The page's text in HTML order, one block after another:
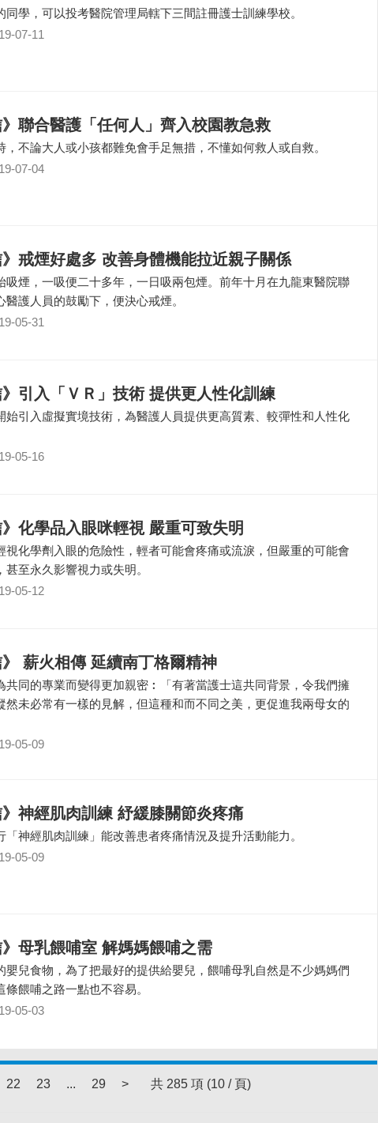
同學，可以投考醫院管理局轄下三間註冊護士訓練學校。
07-11
》聯合醫護「任何人」齊入校園教急救
，不論大人或小孩都難免會手足無措，不懂如何救人或自救。
07-04
》戒煙好處多 改善身體機能拉近親子關係
吸煙，一吸便二十多年，一日吸兩包煙。前年十月在九龍東醫院聯
醫護人員的鼓勵下，便決心戒煙。
05-31
》引入「ＶＲ」技術 提供更人性化訓練
始引入虛擬實境技術，為醫護人員提供更高質素、較彈性和人性化
05-16
》化學品入眼咪輕視 嚴重可致失明
視化學劑入眼的危險性，輕者可能會疼痛或流淚，但嚴重的可能會
至永久影響視力或失明。
05-12
》 薪火相傳 延續南丁格爾精神
共同的專業而變得更加親密︰「有著當護士這共同背景，令我們擁
然未必常有一樣的見解，但這種和而不同之美，更促進我兩母女的
05-09
》神經肌肉訓練 紓緩膝關節炎疼痛
「神經肌肉訓練」能改善患者疼痛情況及提升活動能力。
05-09
》母乳餵哺室 解媽媽餵哺之需
嬰兒食物，為了把最好的提供給嬰兒，餵哺母乳自然是不少媽媽們
條餵哺之路一點也不容易。
05-03
22 23 ... 29 > 共 285 項 (10 / 頁)